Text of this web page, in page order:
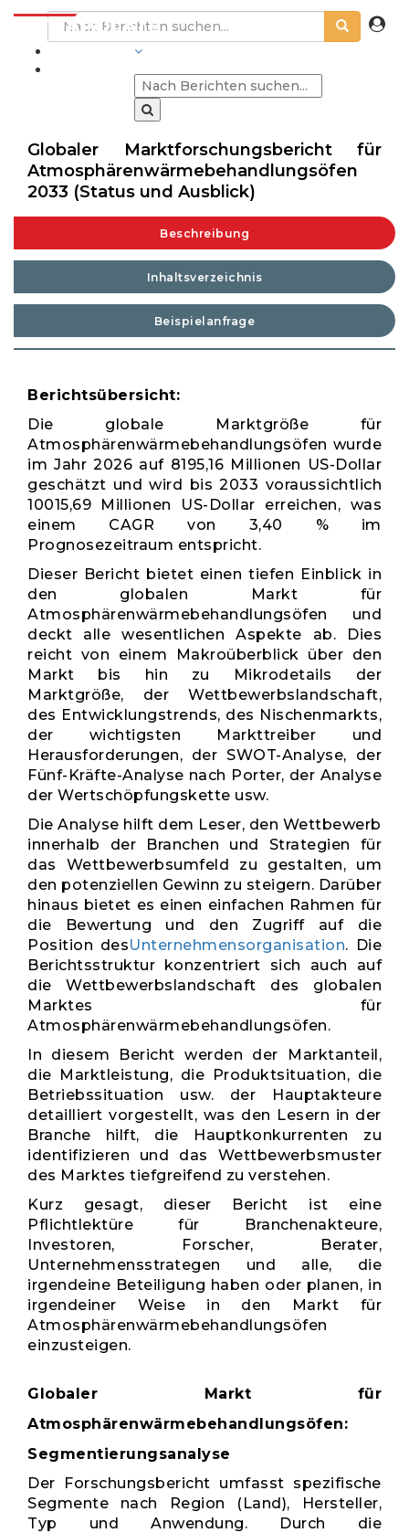
Globaler Marktforschungsbericht für
Atmosphärenwärmebehandlungsöfen
2033 (Status und Ausblick)
Beschreibung
Inhaltsverzeichnis
Beispielanfrage
Berichtsübersicht:
Die globale Marktgröße für
Atmosphärenwärmebehandlungsöfen wurde
im Jahr 2026 auf 8195,16 Millionen US-Dollar
geschätzt und wird bis 2033 voraussichtlich
10015,69 Millionen US-Dollar erreichen, was
einem CAGR von 3,40 % im
Prognosezeitraum entspricht.
Dieser Bericht bietet einen tiefen Einblick in
den globalen Markt für
Atmosphärenwärmebehandlungsöfen und
deckt alle wesentlichen Aspekte ab. Dies
reicht von einem Makroüberblick über den
Markt bis hin zu Mikrodetails der
Marktgröße, der Wettbewerbslandschaft,
des Entwicklungstrends, des Nischenmarkts,
der wichtigsten Markttreiber und
Herausforderungen, der SWOT-Analyse, der
Fünf-Kräfte-Analyse nach Porter, der Analyse
der Wertschöpfungskette usw.
Die Analyse hilft dem Leser, den Wettbewerb
innerhalb der Branchen und Strategien für
das Wettbewerbsumfeld zu gestalten, um
den potenziellen Gewinn zu steigern. Darüber
hinaus bietet es einen einfachen Rahmen für
die Bewertung und den Zugriff auf die
Position desUnternehmensorganisation. Die
Berichtsstruktur konzentriert sich auch auf
die Wettbewerbslandschaft des globalen
Marktes für
Atmosphärenwärmebehandlungsöfen.
In diesem Bericht werden der Marktanteil,
die Marktleistung, die Produktsituation, die
Betriebssituation usw. der Hauptakteure
detailliert vorgestellt, was den Lesern in der
Branche hilft, die Hauptkonkurrenten zu
identifizieren und das Wettbewerbsmuster
des Marktes tiefgreifend zu verstehen.
Kurz gesagt, dieser Bericht ist eine
Pflichtlektüre für Branchenakteure,
Investoren, Forscher, Berater,
Unternehmensstrategen und alle, die
irgendeine Beteiligung haben oder planen, in
irgendeiner Weise in den Markt für
Atmosphärenwärmebehandlungsöfen
einzusteigen.
Globaler Markt für
Atmosphärenwärmebehandlungsöfen:
Segmentierungsanalyse
Der Forschungsbericht umfasst spezifische
Segmente nach Region (Land), Hersteller,
Typ und Anwendung. Durch die